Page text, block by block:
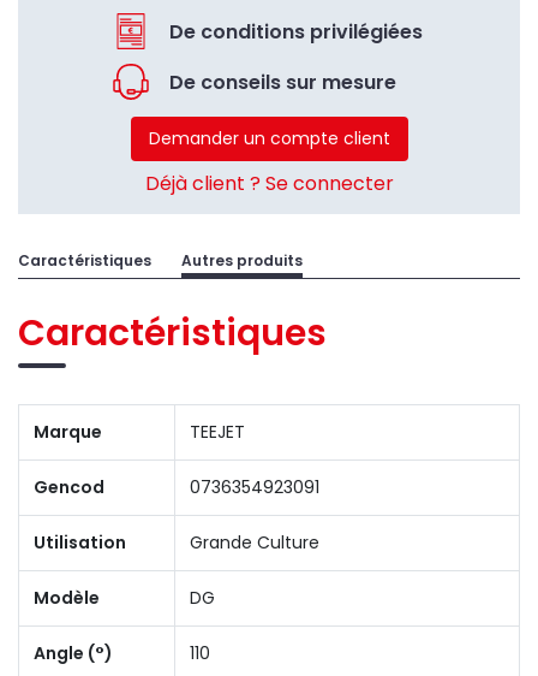
De conditions privilégiées
De conseils sur mesure
Demander un compte client
Déjà client ? Se connecter
Caractéristiques Autres produits
Caractéristiques
Marque TEEJET
Gencod 0736354923091
Utilisation Grande Culture
Modèle DG
Angle (°) 110